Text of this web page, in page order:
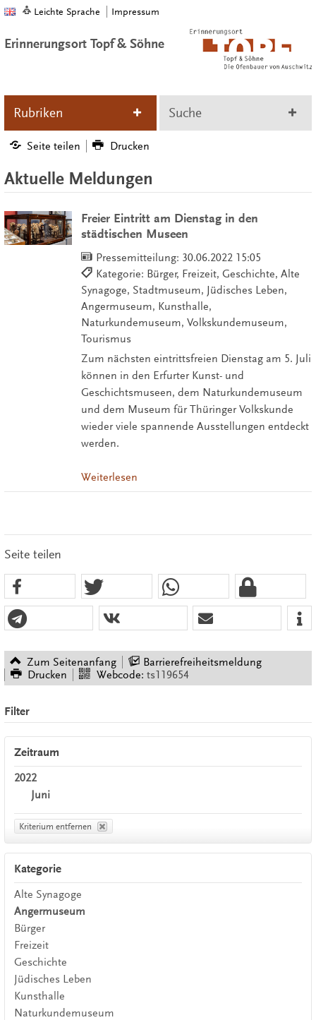
Leichte Sprache Impressum
Erinnerungsort Topf & Söhne
Rubriken Suche
Seite teilen Drucken
Aktuelle Meldungen
Freier Eintritt am Dienstag in den
städtischen Museen
Pressemitteilung: 30.06.2022 15:05
Kategorie: Bürger, Freizeit, Geschichte, Alte
Synagoge, Stadtmuseum, Jüdisches Leben,
Angermuseum, Kunsthalle,
Naturkundemuseum, Volkskundemuseum,
Tourismus
Zum nächsten eintrittsfreien Dienstag am 5. Juli
können in den Erfurter Kunst- und
Geschichtsmuseen, dem Naturkundemuseum
und dem Museum für Thüringer Volkskunde
wieder viele spannende Ausstellungen entdeckt
werden.
Weiterlesen
Seite teilen
Zum Seitenanfang
Barrierefreiheitsmeldung
Drucken
Webcode: ts119654
Filter
Zeitraum
2022
Juni
Kriterium entfernen
Kategorie
Alte Synagoge
Angermuseum
Bürger
Freizeit
Geschichte
Jüdisches Leben
Kunsthalle
Naturkundemuseum